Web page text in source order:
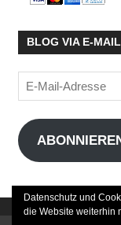
BLOG VIA E-
E-
Mail-
Adresse
Datenschutz und
die Website weiterhin